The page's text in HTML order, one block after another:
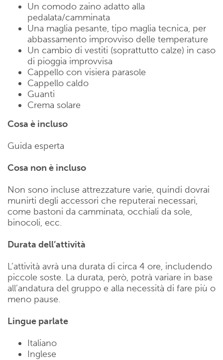
Un comodo zaino adatto alla
pedalata/camminata
Una maglia pesante, tipo maglia tecnica, per
abbassamento improvviso delle temperature
Un cambio di vestiti (soprattutto calze) in caso
di pioggia improvvisa
Cappello con visiera parasole
Cappello caldo
Guanti
Crema solare
Cosa è incluso
Guida esperta
Cosa non è incluso
Non sono incluse attrezzature varie, quindi dovrai
munirti degli accessori che reputerai necessari,
come bastoni da camminata, occhiali da sole,
binocoli, ecc.
Durata dell’attività
L’attività avrà una durata di circa 4 ore, includendo
piccole soste. La durata, però, potrà variare in base
all’andatura del gruppo e alla necessità di fare più o
meno pause.
Lingue parlate
Italiano
Inglese